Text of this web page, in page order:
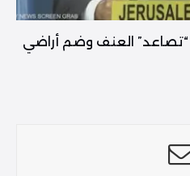
“تصاعد” العنف وضم أراضي